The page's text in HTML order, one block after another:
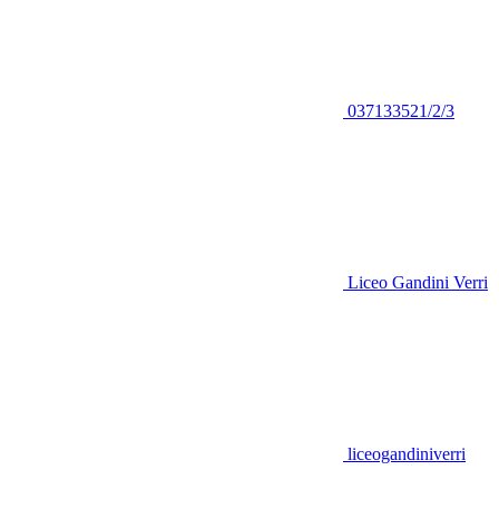
037133521/2/3
Liceo Gandini Verri
liceogandiniverri